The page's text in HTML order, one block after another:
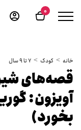
0
خانه کودک 7 تا 9 سال
آویزون:
بخورد)